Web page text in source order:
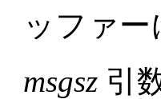
ッファ
msgsz 引